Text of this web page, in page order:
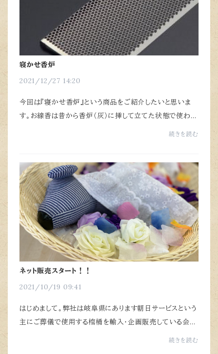
寝かせ香炉
2021/12/27 14:20
今回は『寝かせ香炉』という商品をご紹介したいと思いま
す。お線香は昔から香炉（灰）に挿して立てた状態で使われ
るのが一般的だと思いますが、『寝かせ香炉』はその名のと
続きを読む
ネット販売スタート！！
2021/10/19 09:41
はじめまして。弊社は岐阜県にあります朝日サービスという
主にご葬儀で使用する棺桶を輸入・企画販売している会社
です。ふだんは卸売業者様や葬祭業者様とお取引させてい
続きを読む